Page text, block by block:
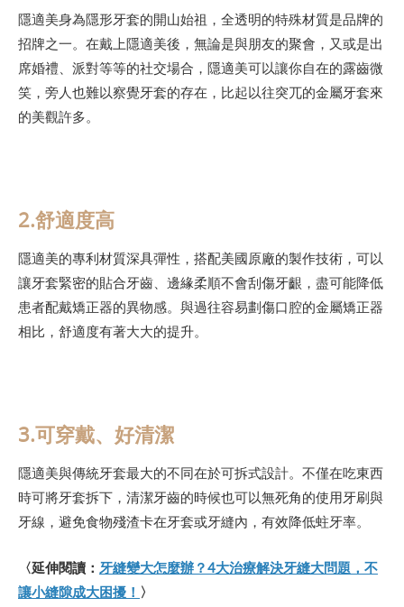
隱適美身為隱形牙套的開山始祖，全透明的特殊材質是品牌的
招牌之一。在戴上隱適美後，無論是與朋友的聚會，又或是出
席婚禮、派對等等的社交場合，隱適美可以讓你自在的露齒微
笑，旁人也難以察覺牙套的存在，比起以往突兀的金屬牙套來
的美觀許多。
2.舒適度高
隱適美的專利材質深具彈性，搭配美國原廠的製作技術，可以
讓牙套緊密的貼合牙齒、邊緣柔順不會刮傷牙齦，盡可能降低
患者配戴矯正器的異物感。與過往容易劃傷口腔的金屬矯正器
相比，舒適度有著大大的提升。
3.可穿戴、好清潔
隱適美與傳統牙套最大的不同在於可拆式設計。不僅在吃東西
時可將牙套拆下，清潔牙齒的時候也可以無死角的使用牙刷與
牙線，避免食物殘渣卡在牙套或牙縫內，有效降低蛀牙率。
〈延伸閱讀： 牙縫變大怎麼辦？4大治療解決牙縫大問題，不
讓小縫隙成大困擾！ 〉